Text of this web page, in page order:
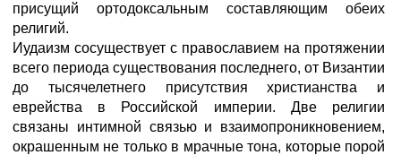
присущий ортодоксальным составляющим обеих
религий.
Иудаизм сосуществует с православием на протяжении
всего периода существования последнего, от Византии
до тысячелетнего присутствия христианства и
еврейства в Российской империи. Две религии
связаны интимной связью и взаимопроникновением,
окрашенным не только в мрачные тона, которые порой